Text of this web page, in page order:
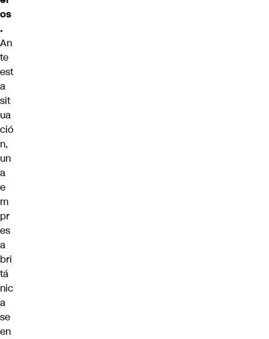
os
.
An
te
est
a
sit
ua
ció
n,
un
a
e
m
pr
es
a
bri
tá
nic
a
se
en